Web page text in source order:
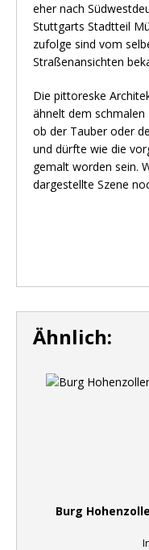
eher nach
Stuttgarts Stadtteil
zufolge sind vom
Straßenansichten
Die pittoreske
ähnelt dem
ob der Tauber oder
und dürfte wie die
gemalt worden sein.
dargestellte Szene
Ähnlich:
Burg